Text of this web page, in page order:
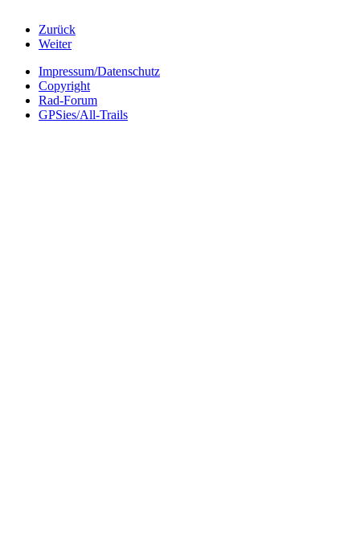
Zurück
Weiter
Impressum/Datenschutz
Copyright
Rad-Forum
GPSies/All-Trails